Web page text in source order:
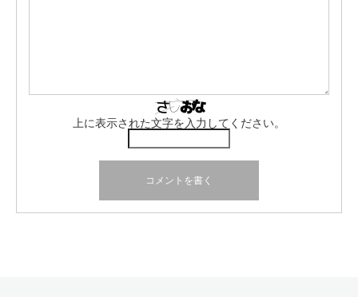
上に表示された文字を入力してください。